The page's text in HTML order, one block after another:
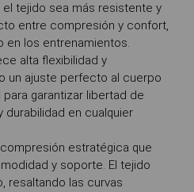
tejido sea más resistente y
entre compresión y confort,
en los entrenamientos.
alta flexibilidad y
un ajuste perfecto al cuerpo
garantizar libertad de
en cualquier
estratégica que
y soporte. El tejido
resaltando las curvas